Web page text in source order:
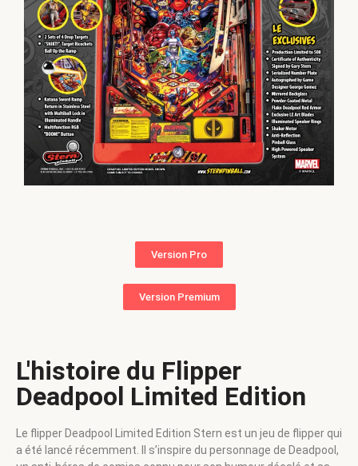
Version Pro
Version Premium
L'histoire du Flipper
Deadpool Limited Edition
Le flipper Deadpool Limited Edition Stern est un jeu de flipper qui
a été lancé récemment. Il s’inspire du personnage de Deadpool,